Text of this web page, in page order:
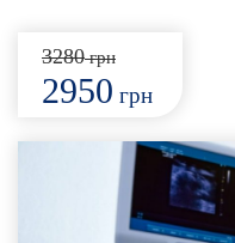
3280грн
2950 грн